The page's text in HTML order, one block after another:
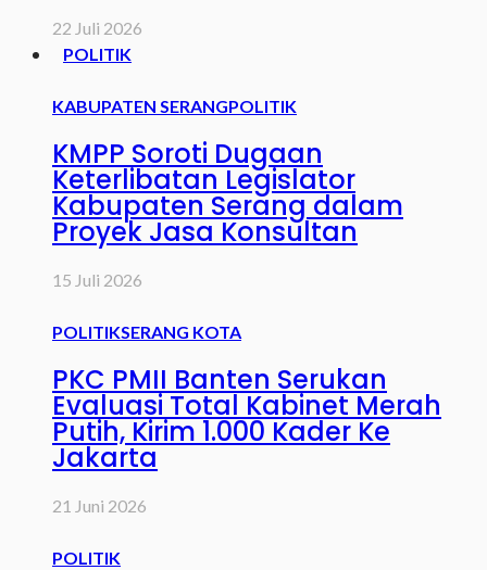
22 Juli 2026
POLITIK
KABUPATEN SERANGPOLITIK
KMPP Soroti Dugaan
Keterlibatan Legislator
Kabupaten Serang dalam
Proyek Jasa Konsultan
15 Juli 2026
POLITIKSERANG KOTA
PKC PMII Banten Serukan
Evaluasi Total Kabinet Merah
Putih, Kirim 1.000 Kader Ke
Jakarta
21 Juni 2026
POLITIK